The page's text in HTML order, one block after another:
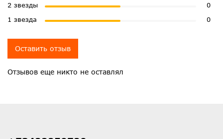
Отзывов еще никто не оставлял
2 звезды
0
1 звезда
0
Оставить отзыв